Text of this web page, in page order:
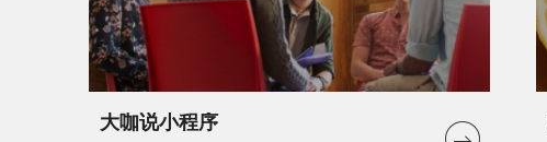
大咖说小程序